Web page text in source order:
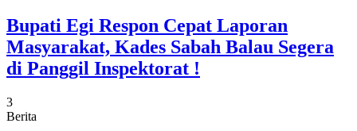
Bupati Egi Respon Cepat Laporan
Masyarakat, Kades Sabah Balau Segera
di Panggil Inspektorat !
3
Berita